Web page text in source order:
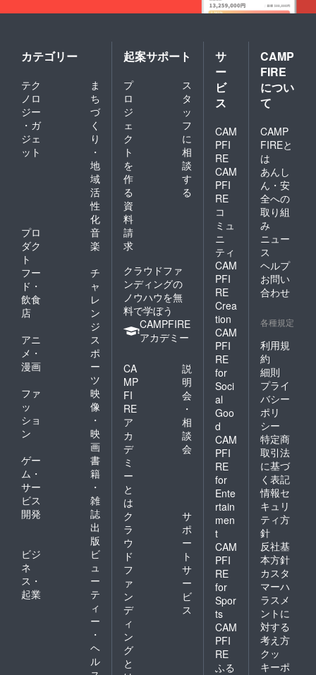
カテゴリー
テク
ノロ
ジー
・ガ
ジェ
ット
ま
ち
づ
く
り
・
地
域
活
性
化
プロ
ダク
ト
音
楽
フー
ド・
飲食
店
チ
ャ
レ
ン
ジ
アニ
メ・
漫画
ス
ポ
ー
ツ
ファ
ッ
ショ
ン
映
像
・
映
画
ゲー
ム・
サー
ビス
開発
書
籍
・
雑
誌
出
版
ビジ
ネ
ス・
起業
ビ
ュ
ー
テ
ィ
ー
・
ヘ
ル
起案サポート
プ
ロ
ジ
ェ
ク
ト
を
作
る
ス
タ
ッ
フ
に
相
談
す
る
資
料
請
求
クラウドファ
ンディングの
ノウハウを無
料で学ぼう
CAMPFIRE
アカデミー
CA
MP
FI
RE
ア
カ
デ
ミ
ー
と
は
説
明
会
・
相
談
会
ク
ラ
ウ
ド
フ
ァ
ン
デ
ィ
ン
グ
と
サ
ポ
ー
ト
サ
ー
ビ
ス
サ
ー
ビ
ス
CAM
PFI
RE
CAM
PFI
RE
コ
ミュ
ニ
ティ
CAM
PFI
RE
Crea
tion
CAM
PFI
RE
for
Soci
al
Goo
d
CAM
PFI
RE
for
Ente
rtain
men
t
CAM
PFI
RE
for
Spor
ts
CAM
PFI
RE
ふる
CAMP
FIRE
につい
て
CAMP
FIREと
は
あんし
ん・安
全への
取り組
み
ニュー
ス
ヘルプ
お問い
合わせ
各種規定
利用規
約
細則
プライ
バシー
ポリ
シー
特定商
取引法
に基づ
く表記
情報セ
キュリ
ティ方
針
反社基
本方針
カスタ
マーハ
ラスメ
ントに
対する
考え方
クッ
キーポ